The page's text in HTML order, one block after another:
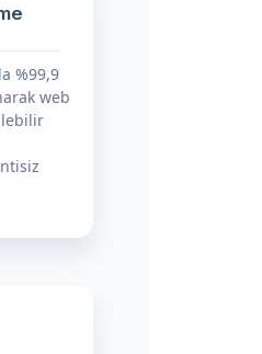
%99,9
web